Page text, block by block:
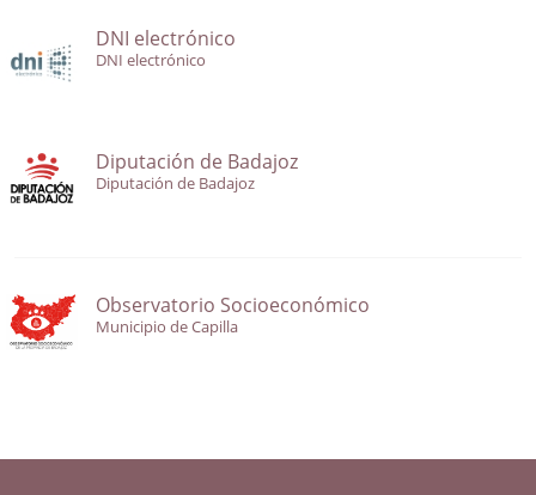
DNI electrónico
DNI electrónico
Diputación de Badajoz
Diputación de Badajoz
Observatorio Socioeconómico
Municipio de Capilla